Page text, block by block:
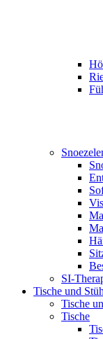
SI-
Tische und
Tische
Tische